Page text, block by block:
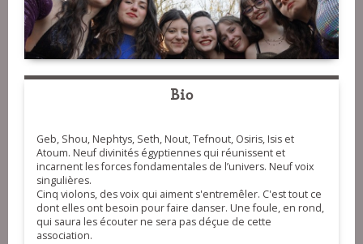
Bio
Geb, Shou, Nephtys, Seth, Nout, Tefnout, Osiris, Isis et
Atoum. Neuf divinités égyptiennes qui réunissent et
incarnent les forces fondamentales de l’univers. Neuf voix
singulières.
Cinq violons, des voix qui aiment s'entremêler. C'est tout ce
dont elles ont besoin pour faire danser. Une foule, en rond,
qui saura les écouter ne sera pas déçue de cette
association.